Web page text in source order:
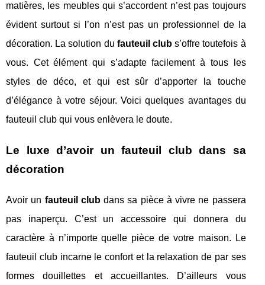
matières, les meubles qui s’accordent n’est pas toujours
évident surtout si l’on n’est pas un professionnel de la
décoration. La solution du fauteuil club s’offre toutefois à
vous. Cet élément qui s’adapte facilement à tous les
styles de déco, et qui est sûr d’apporter la touche
d’élégance à votre séjour. Voici quelques avantages du
fauteuil club qui vous enlèvera le doute.
Le luxe d’avoir un fauteuil club dans sa
décoration
Avoir un fauteuil clubdans sa pièce à vivre ne passera
pas inaperçu. C’est un accessoire qui donnera du
caractère à n’importe quelle pièce de votre maison. Le
fauteuil club incarne le confort et la relaxation de par ses
formes douillettes et accueillantes. D’ailleurs vous